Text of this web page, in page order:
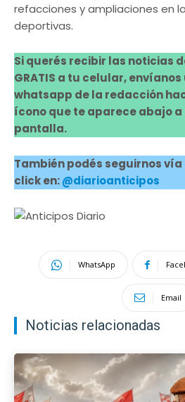
refacciones y ampliaciones en
deportivas.
Si querés recibir las noticias
GRATIS a tu celular,
whatsapp de la redacción
ícono que te aparece abajo
pantalla.
También podés seguirnos
click en:@diarioanticipos
WhatsApp
Email
Noticias relacionadas